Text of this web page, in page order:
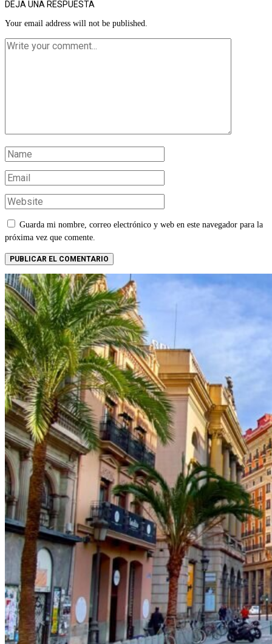
DEJA UNA RESPUESTA
Your email address will not be published.
Guarda mi nombre, correo electrónico y web en este navegador para la
próxima vez que comente.